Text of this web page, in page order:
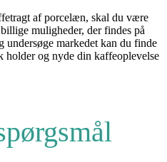
af porcelæn, skal du være
muligheder, der findes på
undersøge markedet kan du finde
holder og nyde din kaffeoplevelse